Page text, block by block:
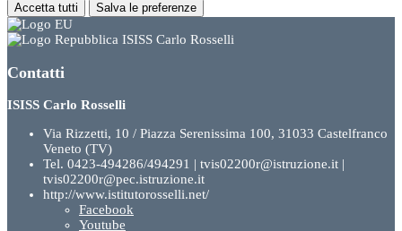
Accetta tutti Salva le preferenze
ISISS Carlo Rosselli
Contatti
ISISS Carlo Rosselli
Via Rizzetti, 10 / Piazza Serenissima 100, 31033 Castelfranco
Veneto (TV)
Tel. 0423-494286/494291 | tvis02200r@istruzione.it |
tvis02200r@pec.istruzione.it
http://www.istitutorosselli.net/
Facebook
Youtube